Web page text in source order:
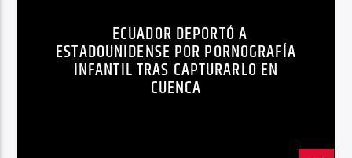
ECUADOR DEPORTÓ A
ESTADOUNIDENSE POR PORNOGRAFÍA
INFANTIL TRAS CAPTURARLO EN
CUENCA